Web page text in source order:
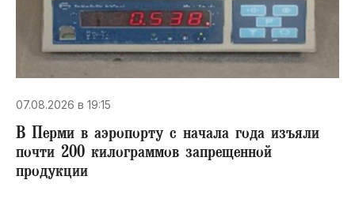
07.08.2026 в 19:15
В Перми в аэропорту с начала года изъяли
почти 200 килограммов запрещенной
продукции